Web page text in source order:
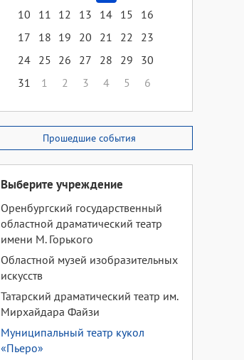
10
11 12 13 14 15
16
17
18 19 20 21 22
23
24 25 26 27 28 29
30
31
1 2 3 4 5 6
Прошедшие события
Выберите учреждение
Оренбургский государственный
областной драматический театр
имени М. Горького
Областной музей изобразительных
искусств
Татарский драматический театр им.
Мирхайдара Файзи
Муниципальный театр кукол
«Пьеро»